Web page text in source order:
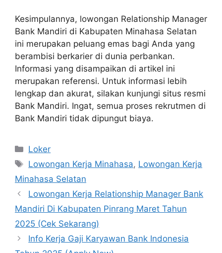
Kesimpulannya, lowongan Relationship Manager
Bank Mandiri di Kabupaten Minahasa Selatan
ini merupakan peluang emas bagi Anda yang
berambisi berkarier di dunia perbankan.
Informasi yang disampaikan di artikel ini
merupakan referensi. Untuk informasi lebih
lengkap dan akurat, silakan kunjungi situs resmi
Bank Mandiri. Ingat, semua proses rekrutmen di
Bank Mandiri tidak dipungut biaya.
Kategori
Loker
Tag
Lowongan Kerja Minahasa, Lowongan Kerja
Minahasa Selatan
Lowongan Kerja Relationship Manager Bank
Mandiri Di Kabupaten Pinrang Maret Tahun
2025 (Cek Sekarang)
Info Kerja Gaji Karyawan Bank Indonesia